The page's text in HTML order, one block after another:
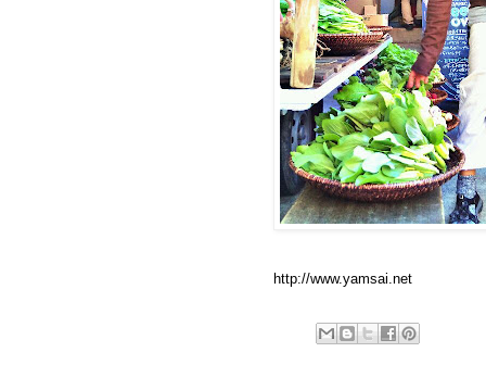
http://www.yamsai.net